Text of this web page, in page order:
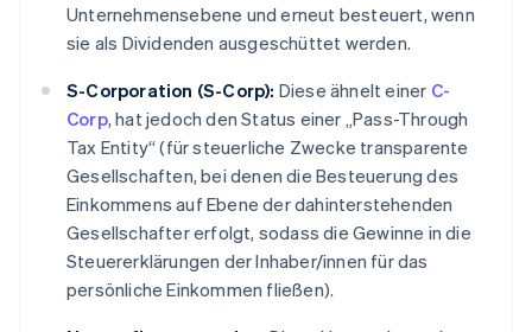
Unternehmensebene und erneut besteuert, wenn
sie als Dividenden ausgeschüttet werden.
S-Corporation (S-Corp): Diese ähnelt einer C-
Corp, hat jedoch den Status einer „Pass-Through
Tax Entity“ (für steuerliche Zwecke transparente
Gesellschaften, bei denen die Besteuerung des
Einkommens auf Ebene der dahinterstehenden
Gesellschafter erfolgt, sodass die Gewinne in die
Steuererklärungen der Inhaber/innen für das
persönliche Einkommen fließen).